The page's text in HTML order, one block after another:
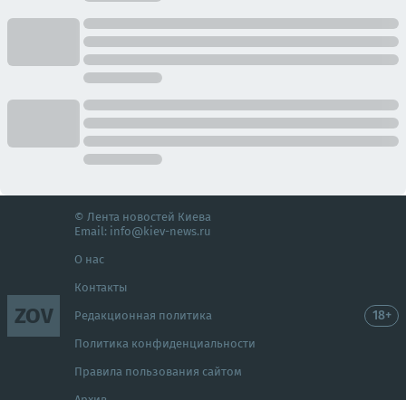
ZOV
© Лента новостей Киева
Email: info@kiev-news.ru
О нас
Контакты
Редакционная политика
Политика конфиденциальности
Правила пользования сайтом
18+